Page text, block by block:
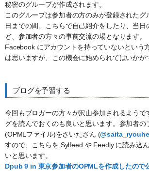
秘密のグループが作成されます。
このグループは参加者の方のみが登録されたグ
日までの間、こちらで自己紹介をしたり、当日
ど、参加者の方々の事前交流の場となります。
Facebook にアカウントを持っていないという
は思いますが、この機会に始められてはいかが
ブログを予習する
今回もブロガーの方々が沢山参加されるようで
グを読んでおくのも良いと思います。参加者の
(OPMLファイル)をさいたさん (
すので、こちらを Sylfeed や Feedly に読み込
いと思います。
Dpub 9 in 東京参加者のOPMLを作成したので